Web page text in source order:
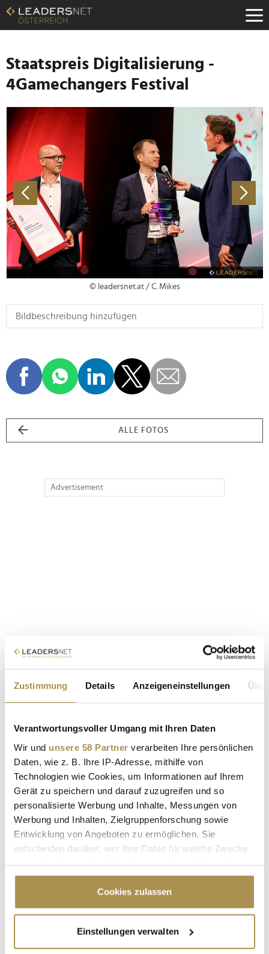
Zustimmung Details Anzeigeneinstellungen
Verantwortungsvoller Umgang mit Ihren Daten
Wir und unsere 58 Partner verarbeiten Ihre persönlichen
Daten, wie z. B. Ihre IP-Adresse, mithilfe von
Technologien wie Cookies, um Informationen auf Ihrem
Gerät zu speichern und darauf zuzugreifen und so
personalisierte Werbung und Inhalte, Messungen von
Werbung und Inhalten, Zielgruppenforschung sowie
Entwicklung von Angeboten zu ermöglichen. Sie
entscheiden darüber, wer Ihre Daten für welche Zwecke
Cookie-Erklärung oder durch Klicken auf das Privacy
Trigger Symbol ändern oder widerrufen
Informationen über Ihre geografische Lage
erfassen, welche bis auf einige Meter genau sein
Cookies zulassen
Einstellungen verwalten
Zum
Inhalt
Zur
Navigation
Zur
Hauptnavigation
Staatspreis Digitalisierung -
4Gamechangers Festival
© leadersnet.at / C. Mikes
ALLE FOTOS
Advertisement